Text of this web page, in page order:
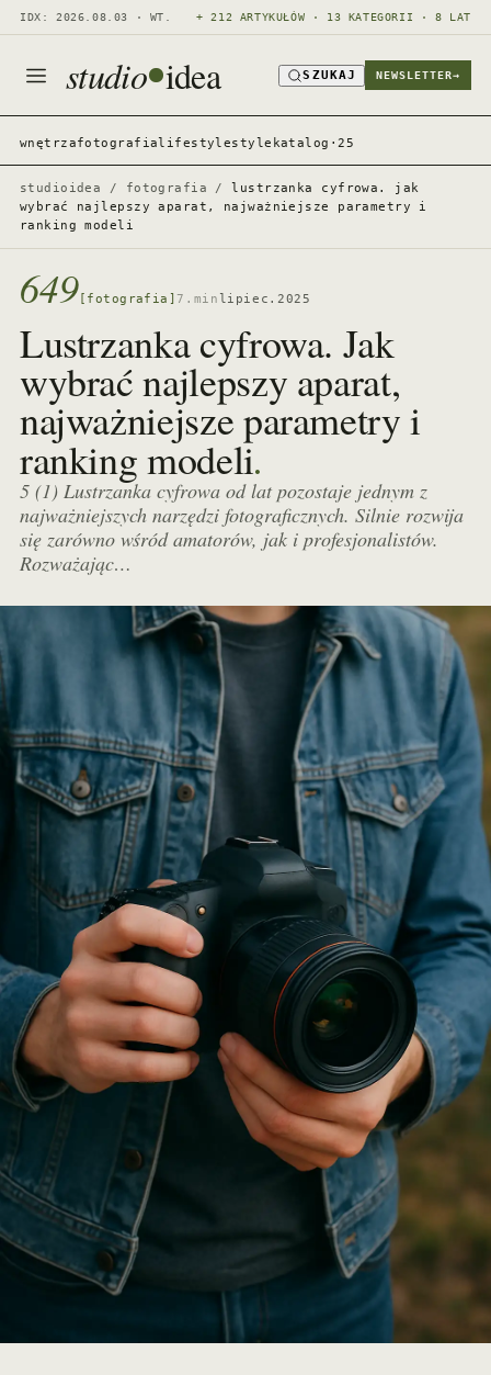
IDX: 2026.08.03 · WT. + 212 ARTYKUŁÓW · 13 KATEGORII · 8 LAT
studio idea SZUKAJ NEWSLETTER→
wnętrzafotografialifestylestyle katalog·25
studioidea / fotografia /lustrzanka cyfrowa. jak
wybrać najlepszy aparat, najważniejsze parametry i
ranking modeli
649 [fotografia] 7.min lipiec.2025
Lustrzanka cyfrowa. Jak
wybrać najlepszy aparat,
najważniejsze parametry i
ranking modeli.
5 (1) Lustrzanka cyfrowa od lat pozostaje jednym z
najważniejszych narzędzi fotograficznych. Silnie rozwija
się zarówno wśród amatorów, jak i profesjonalistów.
Rozważając…